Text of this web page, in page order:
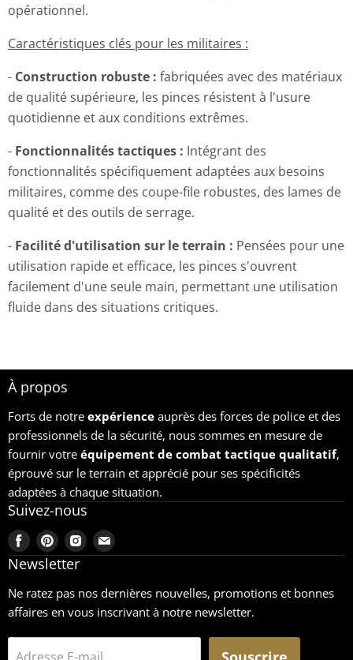
opérationnel.
Caractéristiques clés pour les militaires :
- Construction robuste : fabriquées avec des matériaux
de qualité supérieure, les pinces résistent à l'usure
quotidienne et aux conditions extrêmes.
- Fonctionnalités tactiques : Intégrant des
fonctionnalités spécifiquement adaptées aux besoins
militaires, comme des coupe-file robustes, des lames de
qualité et des outils de serrage.
- Facilité d'utilisation sur le terrain : Pensées pour une
utilisation rapide et efficace, les pinces s'ouvrent
facilement d'une seule main, permettant une utilisation
fluide dans des situations critiques.
À propos
Forts de notre expérience auprès des forces de police et des
professionnels de la sécurité, nous sommes en mesure de
fournir votre équipement de combat tactique qualitatif,
éprouvé sur le terrain et apprécié pour ses spécificités
adaptées à chaque situation.
Suivez-nous
Trouvez-
nous
Facebook
Trouvez-
nous
Pinterest
Trouvez-
nous
Instagram
Trouvez-
nous
Email
Newsletter
Ne ratez pas nos dernières nouvelles, promotions et bonnes
affaires en vous inscrivant à notre newsletter.